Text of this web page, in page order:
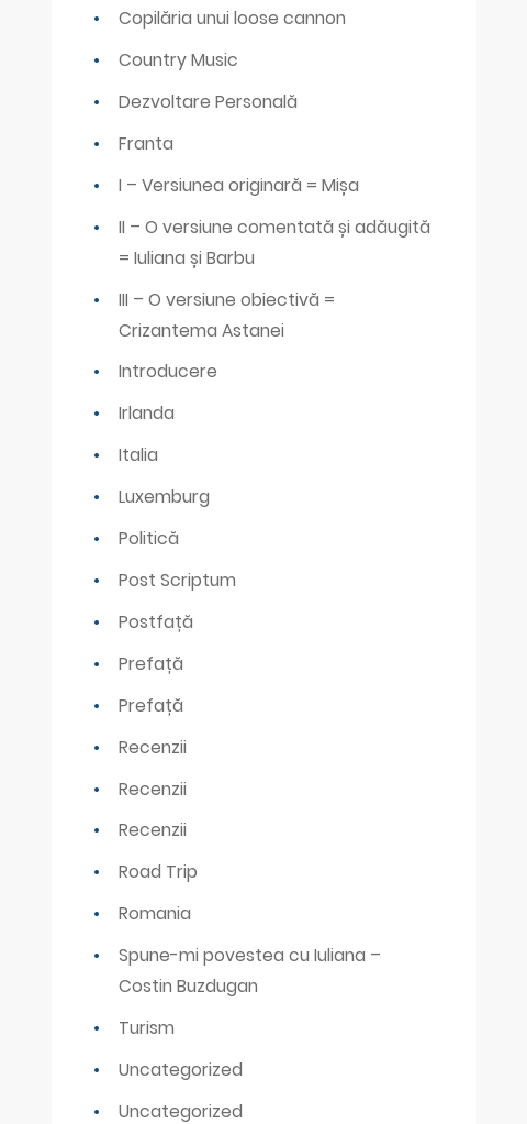
Copilăria unui loose cannon
Country Music
Dezvoltare Personală
Franta
I – Versiunea originară = Mișa
II – O versiune comentată și adăugită
= Iuliana și Barbu
III – O versiune obiectivă =
Crizantema Astanei
Introducere
Irlanda
Italia
Luxemburg
Politică
Post Scriptum
Postfață
Prefață
Prefață
Recenzii
Recenzii
Recenzii
Road Trip
Romania
Spune-mi povestea cu Iuliana –
Costin Buzdugan
Turism
Uncategorized
Uncategorized